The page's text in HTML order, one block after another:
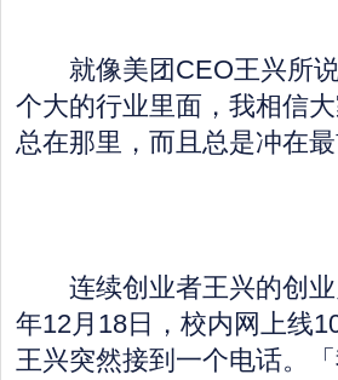
就像美团CEO王兴所说
个大的行业里面，我相信
总在那里，而且总是冲在最
连续创业者王兴的创业
年12月18日，校内网上线
王兴突然接到一个电话。